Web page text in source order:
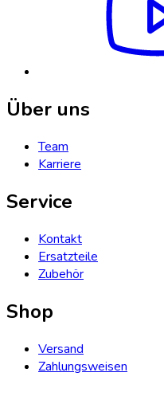
Über uns
Team
Karriere
Service
Kontakt
Ersatzteile
Zubehör
Shop
Versand
Zahlungsweisen